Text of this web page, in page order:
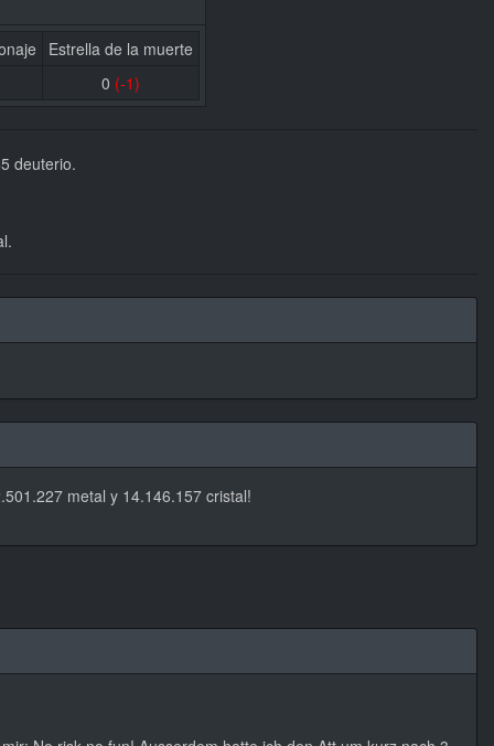
Estrella de la muerte
0 (-1)
deuterio.
metal y 14.146.157 cristal!